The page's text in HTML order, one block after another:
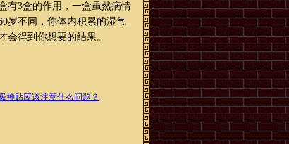
有3盒的作用，一盒虽然病情
岁不同，你体内积累的湿气
得到你想要的结果。
神贴应该注意什么问题？